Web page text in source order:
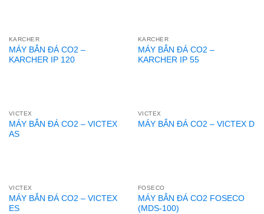
KARCHER
MÁY BẮN ĐÁ CO2 –
KARCHER IP 120
KARCHER
MÁY BẮN ĐÁ CO2 –
KARCHER IP 55
VICTEX
MÁY BẮN ĐÁ CO2 – VICTEX
AS
VICTEX
MÁY BẮN ĐÁ CO2 – VICTEX D
VICTEX
MÁY BẮN ĐÁ CO2 – VICTEX
ES
FOSECO
MÁY BẮN ĐÁ CO2 FOSECO
(MDS-100)